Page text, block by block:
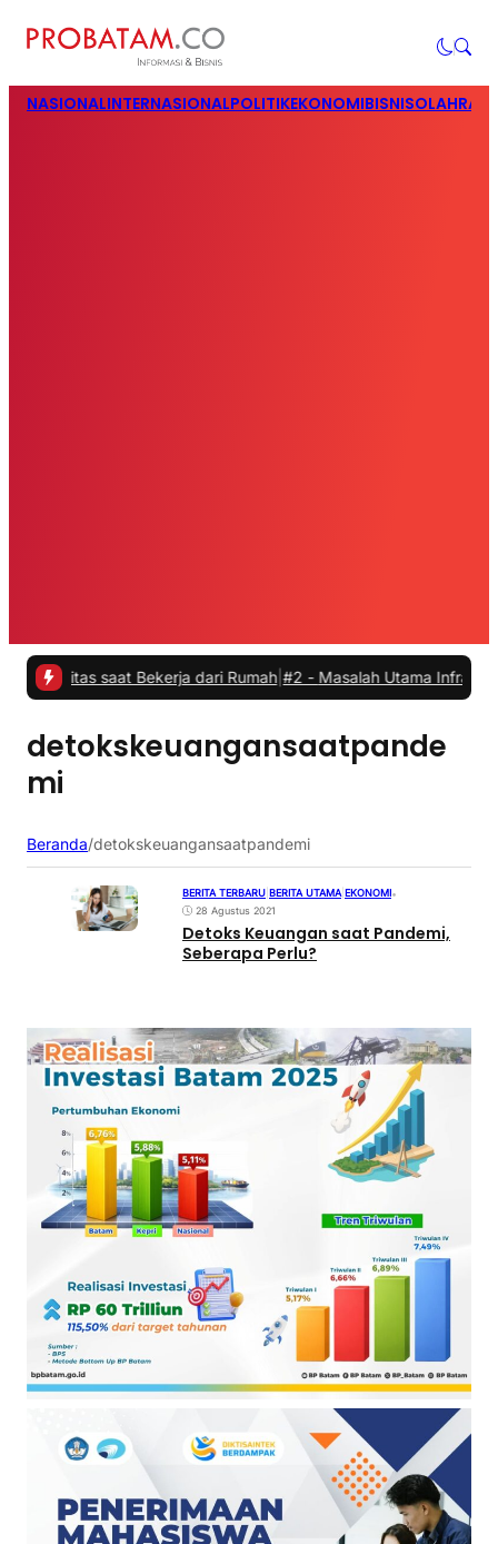
NASIONALINTERNASIONALPOLITIKEKONOMIBISNIS
saat Bekerja dari Rumah| #2 -Masalah Utama Infrastruktur
detokskeuangansaatpande
mi
Beranda/detokskeuangansaatpandemi
BERITA TERBARU BERITA UTAMA EKONOMI•
28 Agustus 2021
Detoks Keuangan saat Pandemi,
Seberapa Perlu?